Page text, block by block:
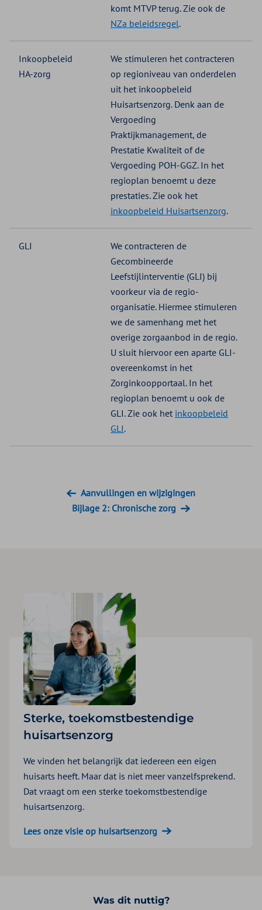
komt MTVP terug. Zie ook de
NZa beleidsregel.
Inkoopbeleid
HA-zorg
We stimuleren het contracteren
op regioniveau van onderdelen
uit het inkoopbeleid
Huisartsenzorg. Denk aan de
Vergoeding
Praktijkmanagement, de
Prestatie Kwaliteit of de
Vergoeding POH-GGZ. In het
regioplan benoemt u deze
prestaties. Zie ook het
inkoopbeleid Huisartsenzorg.
GLI
We contracteren de
Gecombineerde
Leefstijlinterventie (GLI) bij
voorkeur via de regio-
organisatie. Hiermee stimuleren
we de samenhang met het
overige zorgaanbod in de regio.
U sluit hiervoor een aparte GLI-
overeenkomst in het
Zorginkoopportaal. In het
regioplan benoemt u ook de
GLI. Zie ook het inkoopbeleid
GLI.
Aanvullingen en wijzigingen
Bijlage 2: Chronische zorg
Sterke, toekomstbestendige
huisartsenzorg
We vinden het belangrijk dat iedereen een eigen
huisarts heeft. Maar dat is niet meer vanzelfsprekend.
Dat vraagt om een sterke toekomstbestendige
huisartsenzorg.
Lees onze visie op huisartsenzorg
Was dit nuttig?